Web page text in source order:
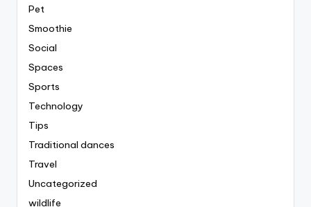
Pet
Smoothie
Social
Spaces
Sports
Technology
Tips
Traditional dances
Travel
Uncategorized
wildlife